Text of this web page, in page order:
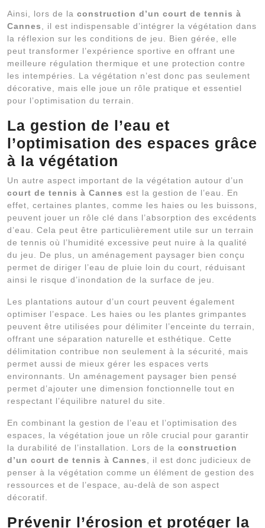
Ainsi, lors de la construction d’un court de tennis à
Cannes
, il est indispensable d’intégrer la végétation dans
la réflexion sur les conditions de jeu. Bien gérée, elle
peut transformer l’expérience sportive en offrant une
meilleure régulation thermique et une protection contre
les intempéries. La végétation n’est donc pas seulement
décorative, mais elle joue un rôle pratique et essentiel
pour l’optimisation du terrain.
La gestion de l’eau et
l’optimisation des espaces grâce
à la végétation
Un autre aspect important de la végétation autour d’un
court de tennis à Cannes est la gestion de l’eau. En
effet, certaines plantes, comme les haies ou les buissons,
peuvent jouer un rôle clé dans l’absorption des excédents
d’eau. Cela peut être particulièrement utile sur un terrain
de tennis où l’humidité excessive peut nuire à la qualité
du jeu. De plus, un aménagement paysager bien conçu
permet de diriger l’eau de pluie loin du court, réduisant
ainsi le risque d’inondation de la surface de jeu.
Les plantations autour d’un court peuvent également
optimiser l’espace. Les haies ou les plantes grimpantes
peuvent être utilisées pour délimiter l’enceinte du terrain,
offrant une séparation naturelle et esthétique. Cette
délimitation contribue non seulement à la sécurité, mais
permet aussi de mieux gérer les espaces verts
environnants. Un aménagement paysager bien pensé
permet d’ajouter une dimension fonctionnelle tout en
respectant l’équilibre naturel du site.
En combinant la gestion de l’eau et l’optimisation des
espaces, la végétation joue un rôle crucial pour garantir
la durabilité de l’installation. Lors de la construction
d’un court de tennis à Cannes
, il est donc judicieux de
penser à la végétation comme un élément de gestion des
ressources et de l’espace, au-delà de son aspect
décoratif.
Prévenir l’érosion et protéger la